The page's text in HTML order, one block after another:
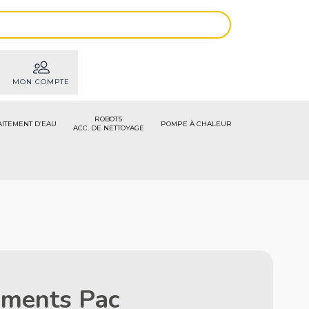
MON COMPTE
D’EAU
ROBOTS
ACC. DE NETTOYAGE
POMPE À CHALEUR
Pac